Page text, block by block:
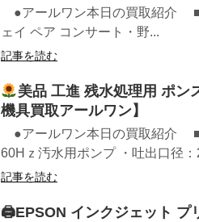
●アールワン本日の買取紹介 ■
ェイ ペア コンサート・野...
記事を読む
美品 工進 残水処理用 ポン
機具買取アールワン】
●アールワン本日の買取紹介 ■
60Hｚ汚水用ポンプ ・吐出口径：
記事を読む
🖨EPSON インクジェット プ